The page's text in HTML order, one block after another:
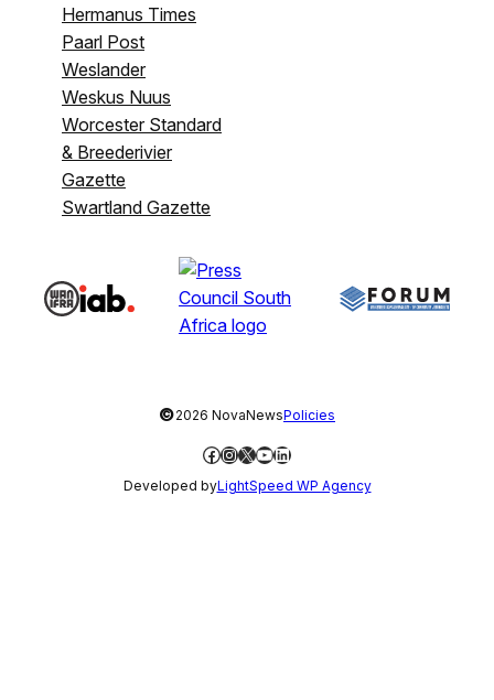
Hermanus Times
Paarl Post
Weslander
Weskus Nuus
Worcester Standard
& Breederivier
Gazette
Swartland Gazette
©2026 NovaNewsPolicies
Facebook
Instagram
X YouTube
LinkedIn
Developed byLightSpeed WP Agency